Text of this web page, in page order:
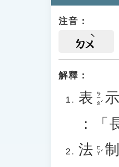
注音：
ㄉㄨ
解釋：
表 ㄅㄧㄠˇ 示
：「
法 ㄈㄚˇ 制